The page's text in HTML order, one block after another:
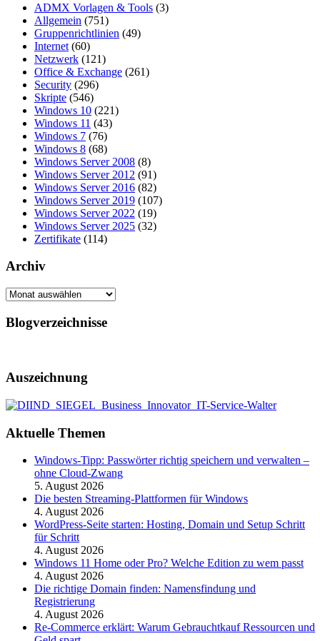
ADMX Vorlagen & Tools (3)
Allgemein (751)
Gruppenrichtlinien (49)
Internet (60)
Netzwerk (121)
Office & Exchange (261)
Security (296)
Skripte (546)
Windows 10 (221)
Windows 11 (43)
Windows 7 (76)
Windows 8 (68)
Windows Server 2008 (8)
Windows Server 2012 (91)
Windows Server 2016 (82)
Windows Server 2019 (107)
Windows Server 2022 (19)
Windows Server 2025 (32)
Zertifikate (114)
Archiv
Archiv
Blogverzeichnisse
Auszeichnung
Aktuelle Themen
Windows-Tipp: Passwörter richtig speichern und verwalten –
ohne Cloud-Zwang
5. August 2026
Die besten Streaming-Plattformen für Windows
4. August 2026
WordPress-Seite starten: Hosting, Domain und Setup Schritt
für Schritt
4. August 2026
Windows 11 Home oder Pro? Welche Edition zu wem passt
4. August 2026
Die richtige Domain finden: Namensfindung und
Registrierung
4. August 2026
Re-Commerce erklärt: Warum Gebrauchtkauf Ressourcen und